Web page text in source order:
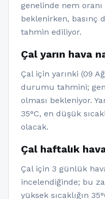
genelinde nem oranı
beklenirken, basınç
tahmin ediliyor.
Çal yarın hava
Çal için yarınki (09
durumu tahmini;
olması bekleniyor.
35°C, en düşük
olacak.
Çal haftalık
Çal için 3 günlük
incelendiğinde; bu
yüksek sıcaklığın